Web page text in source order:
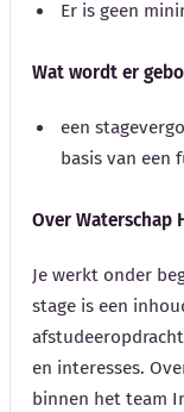
Er is geen
Wat wordt er
een
basis van een
Over Waterschap
Je werkt onder
stage is een
en interesses.
binnen het team